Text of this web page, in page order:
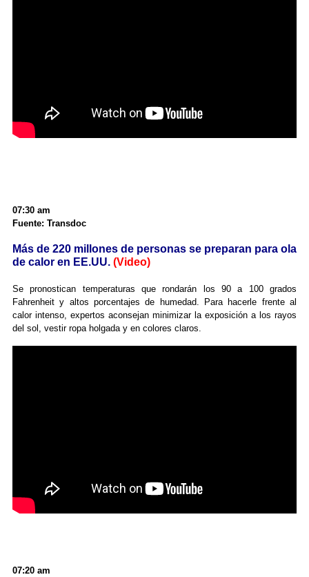
07:30 am
Fuente: Transdoc
Más de 220 millones de personas se preparan para ola
de calor en EE.UU. (Video)
Se pronostican temperaturas que rondarán los 90 a 100 grados
Fahrenheit y altos porcentajes de humedad. Para hacerle frente al
calor intenso, expertos aconsejan minimizar la exposición a los rayos
del sol, vestir ropa holgada y en colores claros.
07:20 am